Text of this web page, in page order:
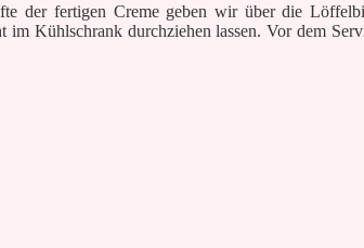
der fertigen Creme geben wir über die
Kühlschrank durchziehen lassen. Vor dem